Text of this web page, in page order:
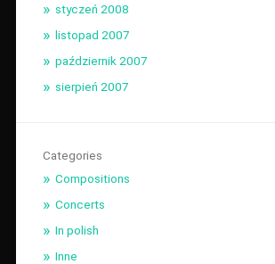
styczeń 2008
listopad 2007
październik 2007
sierpień 2007
Categories
Compositions
Concerts
In polish
Inne